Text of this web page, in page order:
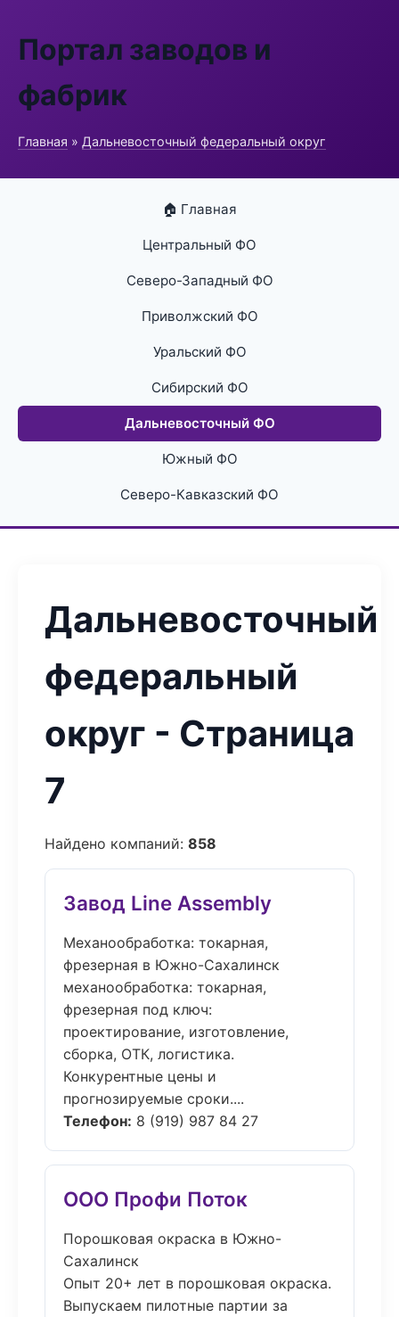
Портал заводов и
фабрик
Главная » Дальневосточный федеральный округ
🏠 Главная
Центральный ФО
Северо-Западный ФО
Приволжский ФО
Уральский ФО
Сибирский ФО
Дальневосточный ФО
Южный ФО
Северо-Кавказский ФО
Дальневосточный
федеральный
округ - Страница
7
Найдено компаний: 858
Завод Line Assembly
Механообработка: токарная,
фрезерная в Южно-Сахалинск
механообработка: токарная,
фрезерная под ключ:
проектирование, изготовление,
сборка, ОТК, логистика.
Конкурентные цены и
прогнозируемые сроки....
Телефон: 8 (919) 987 84 27
ООО Профи Поток
Порошковая окраска в Южно-
Сахалинск
Опыт 20+ лет в порошковая окраска.
Выпускаем пилотные партии за